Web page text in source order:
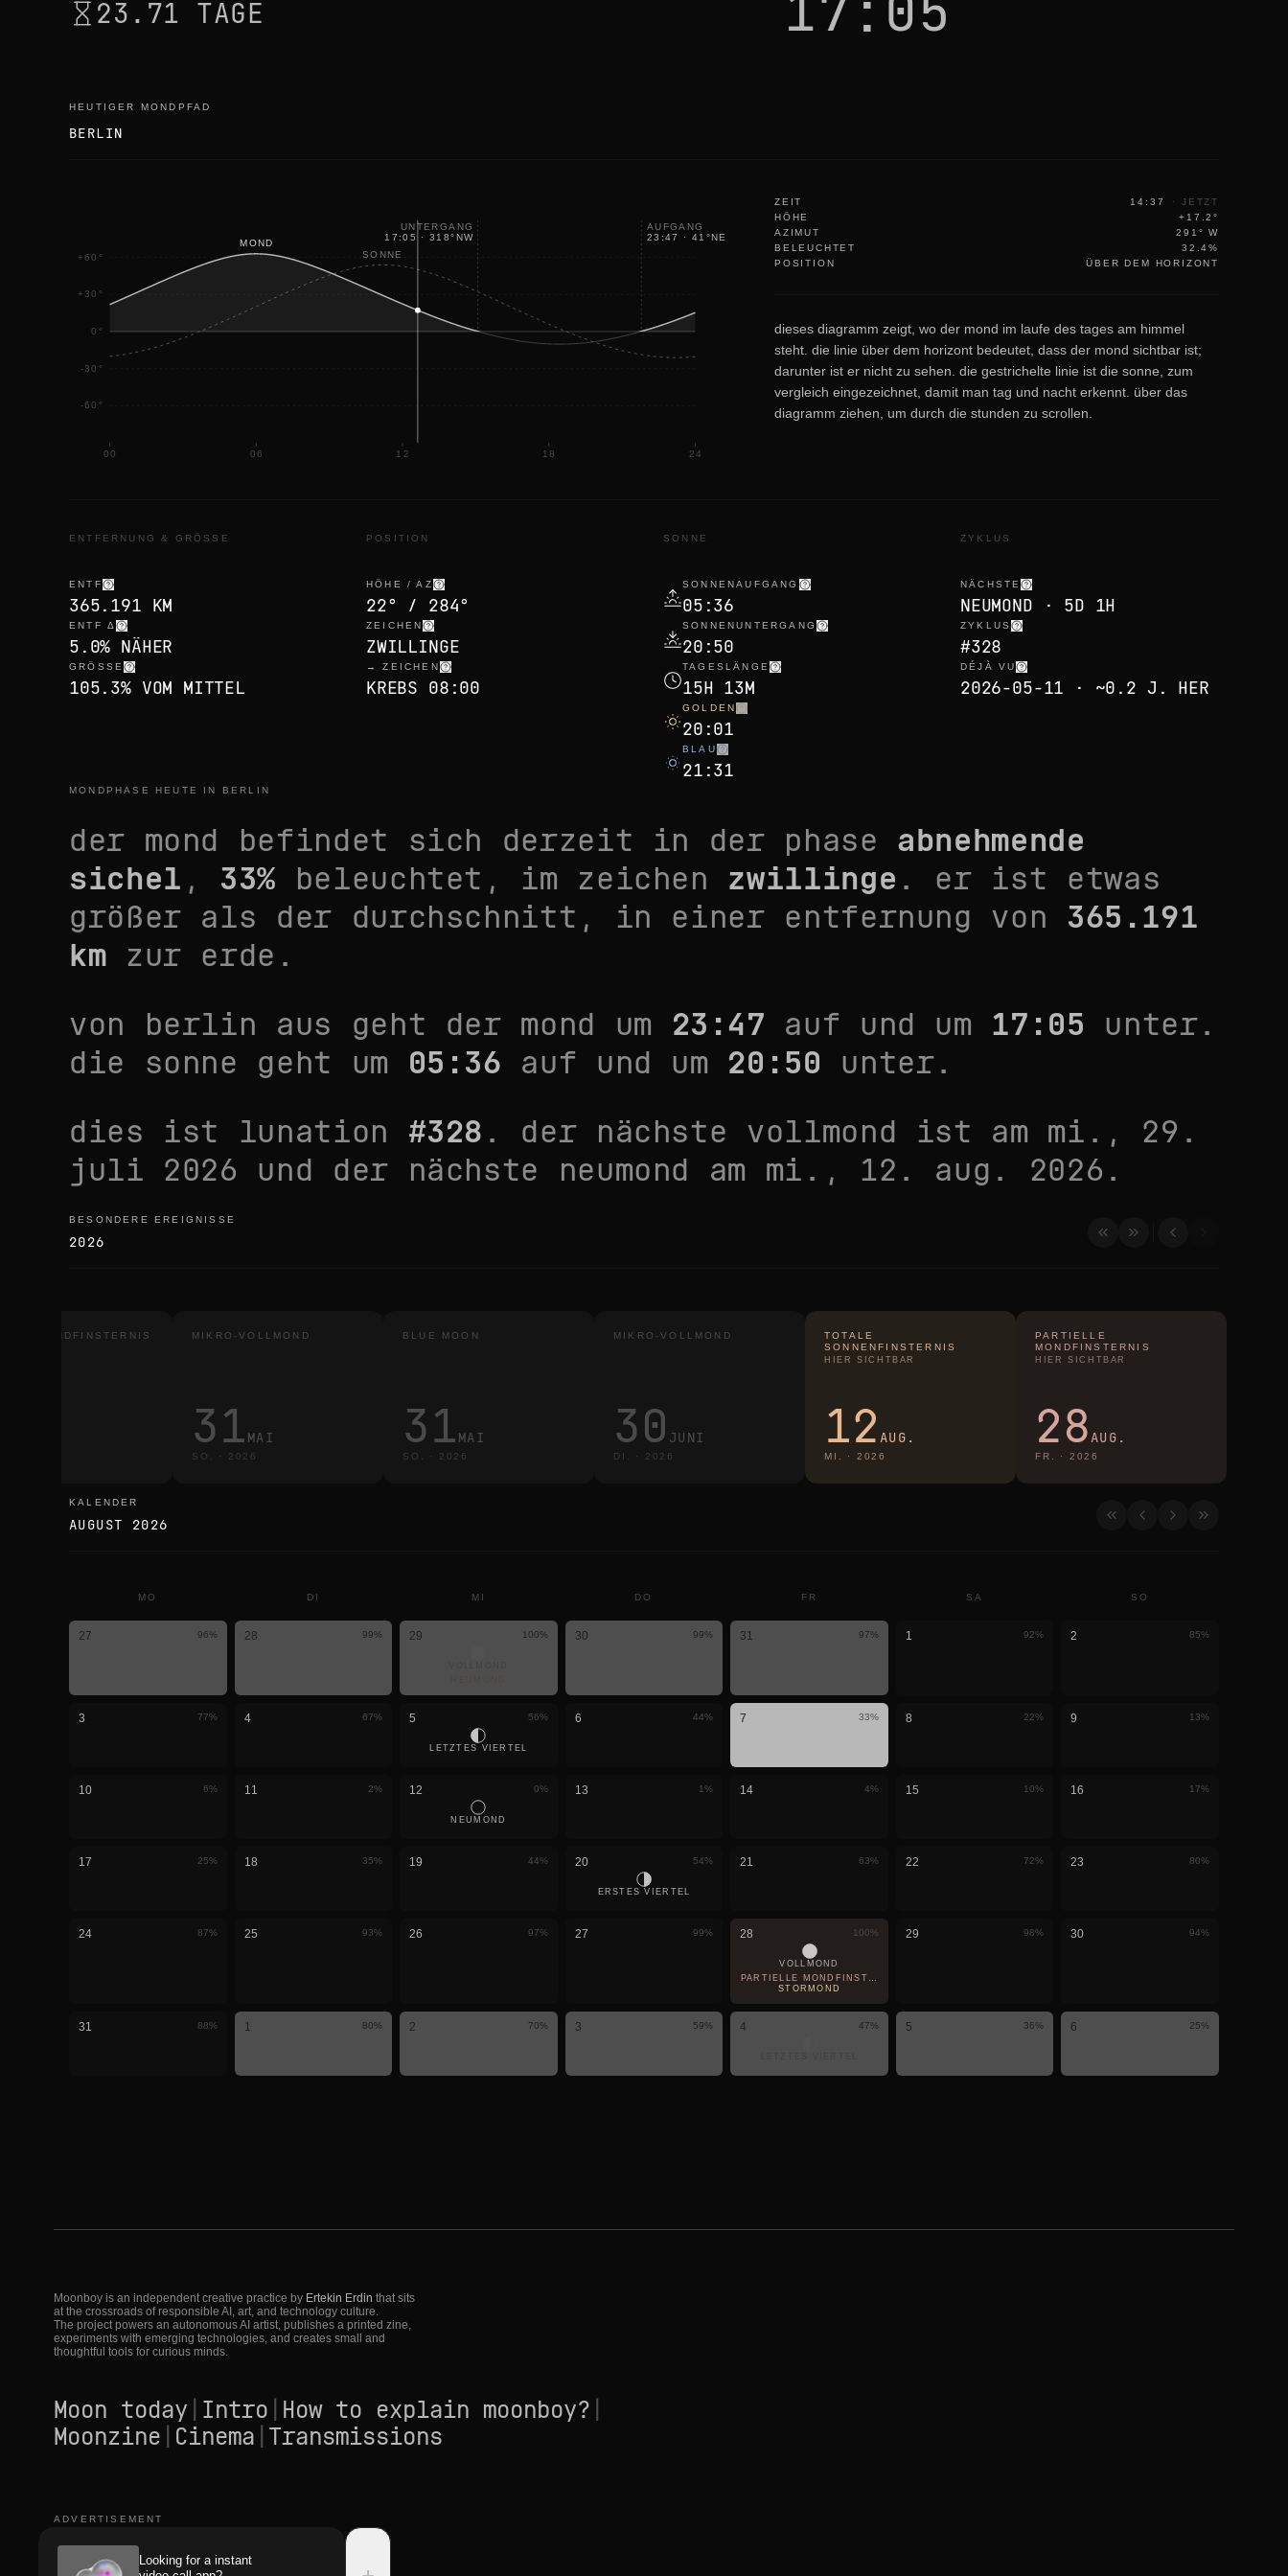
23.71 TAGE
HEUTIGER MONDPFAD
BERLIN
+60°
+30°
0°
-30°
-60°
00 06 12 18 24
MOND
SONNE
AUFGANG
23:47
· 41 °NE
UNTERGANG
17:05
· 318°NW
ZEIT 14:37 · JETZT
HÖHE
+17.2°
AZIMUT
291° W
BELEUCHTET
32.4%
POSITION
ÜBER DEM HORIZONT
dieses diagramm zeigt, wo der mond im laufe des tages am himmel
steht. die linie über dem horizont bedeutet, dass der mond sichtbar ist;
darunter ist er nicht zu sehen. die gestrichelte linie ist die sonne, zum
vergleich eingezeichnet, damit man tag und nacht erkennt. über das
diagramm ziehen, um durch die stunden zu scrollen.
ENTFERNUNG & GRÖSSE
ENTF
365.191 KM
ENTF Δ
5.0% NÄHER
GRÖSSE
105.3% VOM MITTEL
POSITION
HÖHE / AZ
22° / 284°
ZEICHEN
ZWILLINGE
→ ZEICHEN
KREBS 08:00
SONNE
SONNENAUFGANG
05:36
SONNENUNTERGANG
20:50
TAGESLÄNGE
15H 13M
GOLDEN
20:01
BLAU
21:31
ZYKLUS
NÄCHSTE
NEUMOND · 5D 1H
ZYKLUS
#328
DÉJÀ VU
2026-05-11 · ~0.2 J. HER
MONDPHASE HEUTE IN BERLIN
der mond befindet sich derzeit in der phase abnehmende
sichel , 33% beleuchtet, im zeichen zwillinge . er ist etwas
größer als der durchschnitt , in einer entfernung von 365.191
km zur erde.
von berlin aus geht der mond um 23:47 auf und um 17:05 unter.
die sonne geht um 05:36 auf und um 20:50 unter.
dies ist lunation #328 . der nächste vollmond ist am mi., 29.
juli 2026 und der nächste neumond am mi., 12. aug. 2026 .
besondere ereignisse
BESONDERE EREIGNISSE
2026
MONDFINSTERNIS MIKRO-VOLLMOND
31 MAI
SO. · 2026
BLUE MOON
31 MAI
SO. · 2026
MIKRO-VOLLMOND
30 JUNI
DI. · 2026
TOTALE
SONNENFINSTERNIS
HIER SICHTBAR
12 AUG.
MI. · 2026
PARTIELLE
MONDFINSTERNIS
HIER SICHTBAR
28AUG.
FR. · 2026
kalender
KALENDER
AUGUST 2026
MO DI MI DO FR SA SO
27 96% 28 99% 29 100% 30 99% 31 97% 1 92% 2 85%
3 77% 4 67% 5 56%
LETZTES VIERTEL
6 44% 7 33% 8 22% 9 13%
10 6% 11 2% 12 0%
NEUMOND
13 1% 14 4% 15 10% 16 17%
17 25% 18 35% 19 44% 20 54%
ERSTES VIERTEL
21 63% 22 72% 23 80%
24 87% 25 93% 26 97% 27 99% 28 100%
VOLLMOND
PARTIELLE MONDFINSTERNIS · HIER SICHTBAR
STÖRMOND
29 98% 30 94%
31 88% 1 80% 2 70% 3 59% 4 47% 5 36% 6 25%
Moonboy is an independent creative practice by Ertekin Erdin that sits
at the crossroads of responsible AI, art, and technology culture.
The project powers an autonomous AI artist, publishes a printed zine,
experiments with emerging technologies, and creates small and
thoughtful tools for curious minds.
Moon today Intro How to explain moonboy?
Moonzine Cinema Transmissions
ADVERTISEMENT
Looking for a instant